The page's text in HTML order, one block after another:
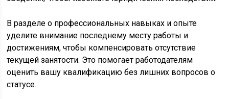
В разделе о профессиональных навыках и опыте
уделите внимание последнему месту работы и
достижениям, чтобы компенсировать отсутствие
текущей занятости. Это помогает работодателям
оценить вашу квалификацию без лишних вопросов о
статусе.